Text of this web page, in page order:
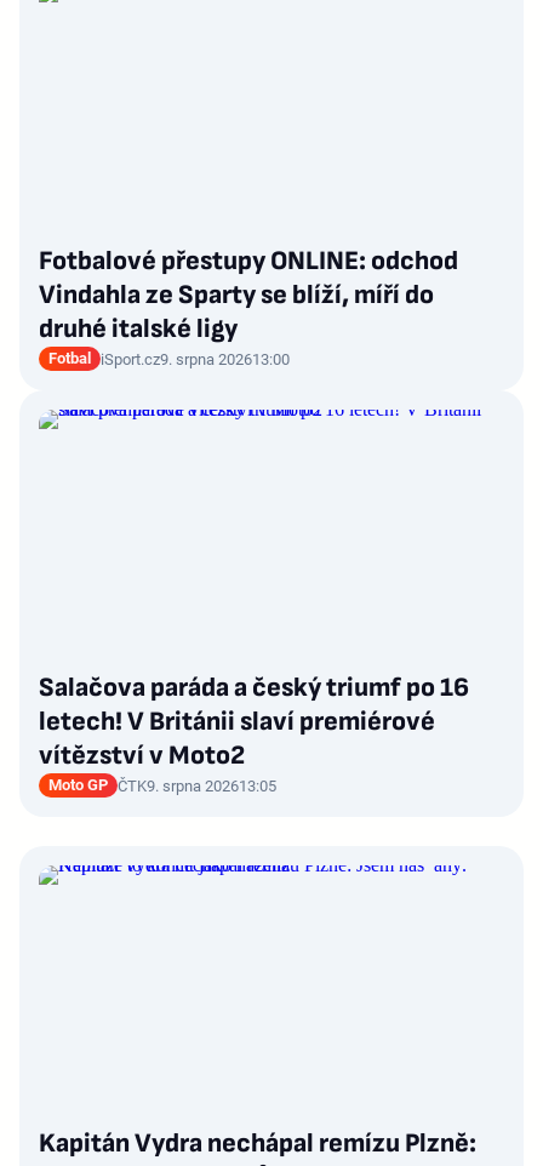
Fotbalové přestupy ONLINE: odchod
Vindahla ze Sparty se blíží, míří do
druhé italské ligy
Fotbal iSport.cz9. srpna 202613:00
Salačova paráda a český triumf po 16
letech! V Británii slaví premiérové
vítězství v Moto2
Moto GP ČTK9. srpna 202613:05
Kapitán Vydra nechápal remízu Plzně: